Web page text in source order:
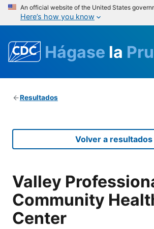
An official website of the United States
Here’s how you know
Hágase la
Resultados
Volver a resultados
Valley
Community
Center